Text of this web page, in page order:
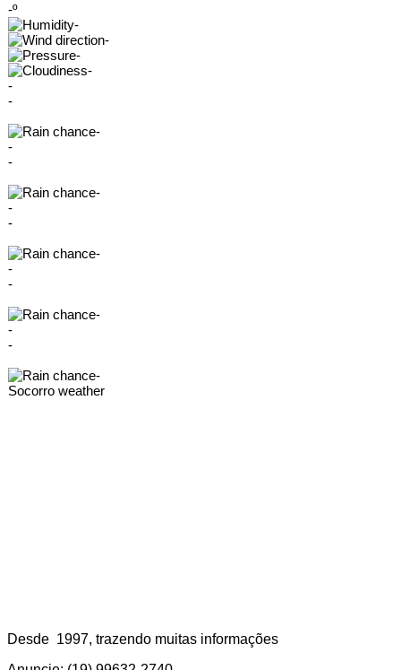
-º
-
-
-
-
-
-
-
-
-
-
-
-
-
-
-
-
-
-
-
Socorro weather
Desde 1997, trazendo muitas informações